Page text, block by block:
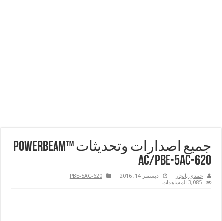
جميع اصدارات وتحديثات PowerBeam™
ac/PBE-5AC-620
حمدي بانجار ديسمبر 14, 2016
PBE-5AC-620
3,085 المشاهدات